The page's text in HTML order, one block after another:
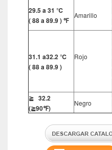
29.5 a 31 ℃
( 88 a 89.9 ) ℉
Amarillo
31.1 a32.2 ℃
( 88 a 89.9 )
Rojo
≧ 32.2
(≧90℉)
Negro